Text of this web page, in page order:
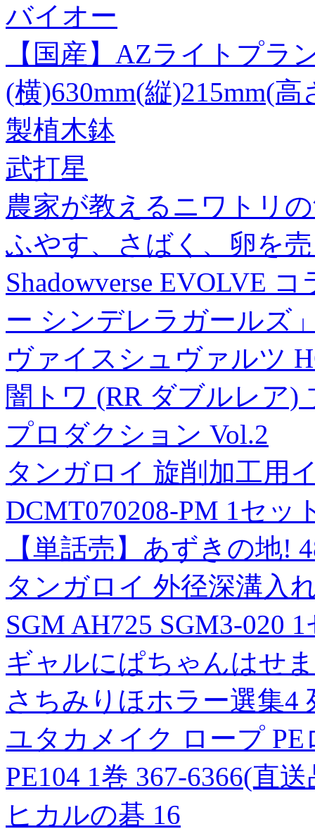
バイオー
【国産】AZライトプラ
(横)630mm(縦)215mm(
製植木鉢
武打星
農家が教えるニワトリ
ふやす、さばく、卵を
Shadowverse EVOLVE
ー シンデレラガールズ
ヴァイスシュヴァルツ
闇トワ (RR ダブルレア
プロダクション Vol.2
タンガロイ 旋削加工用
DCMT070208-PM 1セッ
【単話売】あずきの地!
タンガロイ 外径深溝入
SGM AH725 SGM3-020
ギャルにぱちゃんはせ
さちみりほホラー選集4
ユタカメイク ロープ
PE104 1巻 367-6366(直
ヒカルの碁 16